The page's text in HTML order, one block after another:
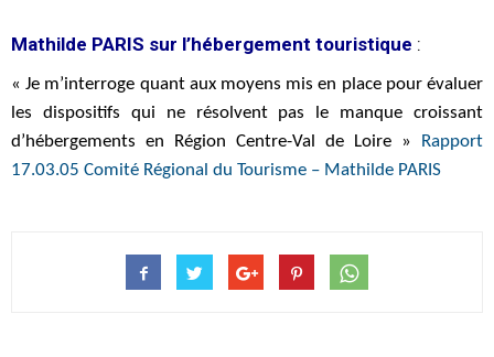
Mathilde PARIS sur l’hébergement touristique :
« Je m’interroge quant aux moyens mis en place pour évaluer
les dispositifs qui ne résolvent pas le manque croissant
d’hébergements en Région Centre-Val de Loire »
Rapport
17.03.05 Comité Régional du Tourisme – Mathilde PARIS